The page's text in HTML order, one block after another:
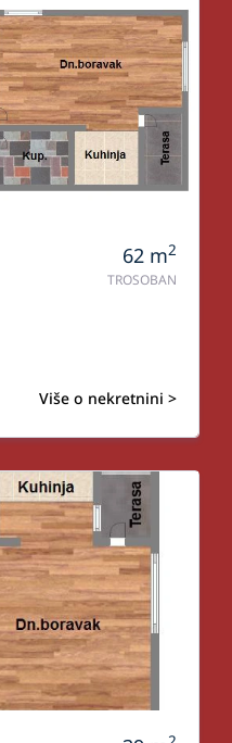
62 m2
TROSOBAN
Više o nekretnini >